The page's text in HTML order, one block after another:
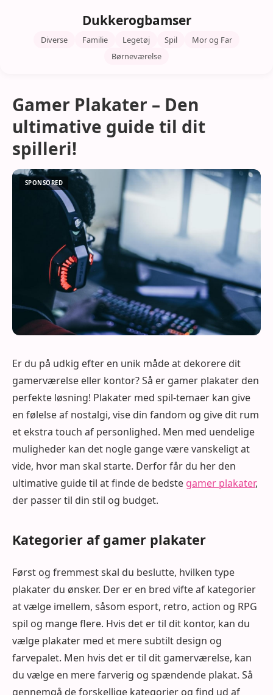
Dukkerogbamser
Diverse Familie Legetøj Spil
Mor og Far
Børneværelse
Gamer Plakater – Den
ultimative guide til dit
spilleri!
Er du på udkig efter en unik måde at dekorere dit
gamerværelse eller kontor? Så er gamer plakater den
perfekte løsning! Plakater med spil-temaer kan give
en følelse af nostalgi, vise din fandom og give dit rum
et ekstra touch af personlighed. Men med uendelige
muligheder kan det nogle gange være vanskeligt at
vide, hvor man skal starte. Derfor får du her den
ultimative guide til at finde de bedste gamer plakater,
der passer til din stil og budget.
Kategorier af gamer plakater
Først og fremmest skal du beslutte, hvilken type
plakater du ønsker. Der er en bred vifte af kategorier
at vælge imellem, såsom esport, retro, action og RPG
spil og mange flere. Hvis det er til dit kontor, kan du
vælge plakater med et mere subtilt design og
farvepalet. Men hvis det er til dit gamerværelse, kan
du vælge en mere farverig og spændende plakat. Så
gennemgå de forskellige kategorier og find ud af